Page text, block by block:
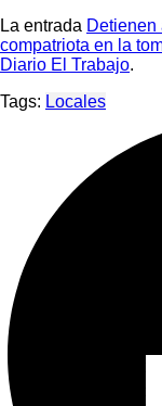
La entrada Detienen
compatriota en la
Diario El Trabajo.
Tags: Locales